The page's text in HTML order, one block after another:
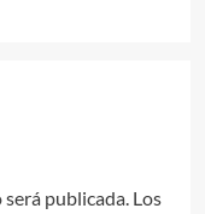
publicada. Los